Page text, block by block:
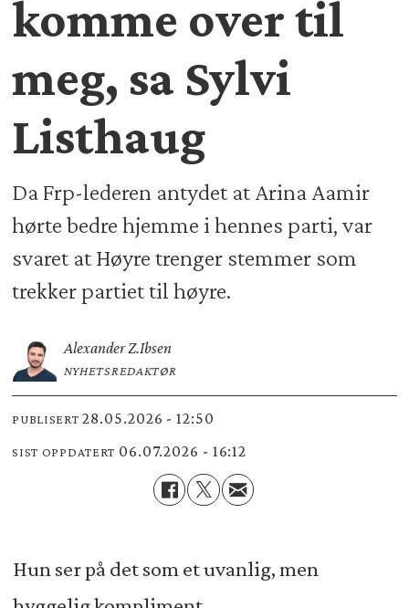
komme over til
meg, sa Sylvi
Listhaug
Da Frp-lederen antydet at Arina Aamir
hørte bedre hjemme i hennes parti, var
svaret at Høyre trenger stemmer som
trekker partiet til høyre.
Alexander Z.Ibsen
NYHETSREDAKTØR
PUBLISERT 28.05.2026 - 12:50
SIST OPPDATERT 06.07.2026 - 16:12
Hun ser på det som et uvanlig, men